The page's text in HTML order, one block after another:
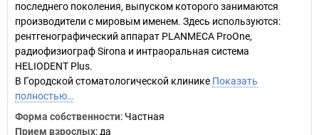
последнего поколения, выпуском которого занимаются
производители с мировым именем. Здесь используются:
рентгенографический аппарат PLANMECA ProOne,
радиофизиограф Sirona и интраоральная система
HELIODENT Plus.
В Городской стоматологической клинике Показать
полностью…
Форма собственности: Частная
Прием взрослых: да